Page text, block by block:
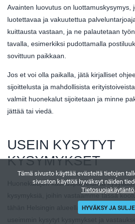
Avainten luovutus on luottamuskysymys,
luotettavaa ja vakuutettua
kuittausta vastaan, ja ne palautetaan
tavalla, esimerkiksi pudottamalla
sovittuun paikkaan.
Jos et voi olla paikalla, jätä kirjalliset
sijoittelusta ja mahdollisista
valmiit huonekalut sijoitetaan ja minne
jättää tai viedä.
USEIN KYSYTYT
KYSYMYKSET
Huonekalujen kasauspalveluista
kysymyksiä, joihin vastaamme tässä
tähän Helsingin alueella toimivilta
Tämä sivusto käyttää evästeitä tietojen
sivuston käyttöä hyväksyt näiden
Tietosuojakäytäntö.
HYVÄKSY JA SULJE